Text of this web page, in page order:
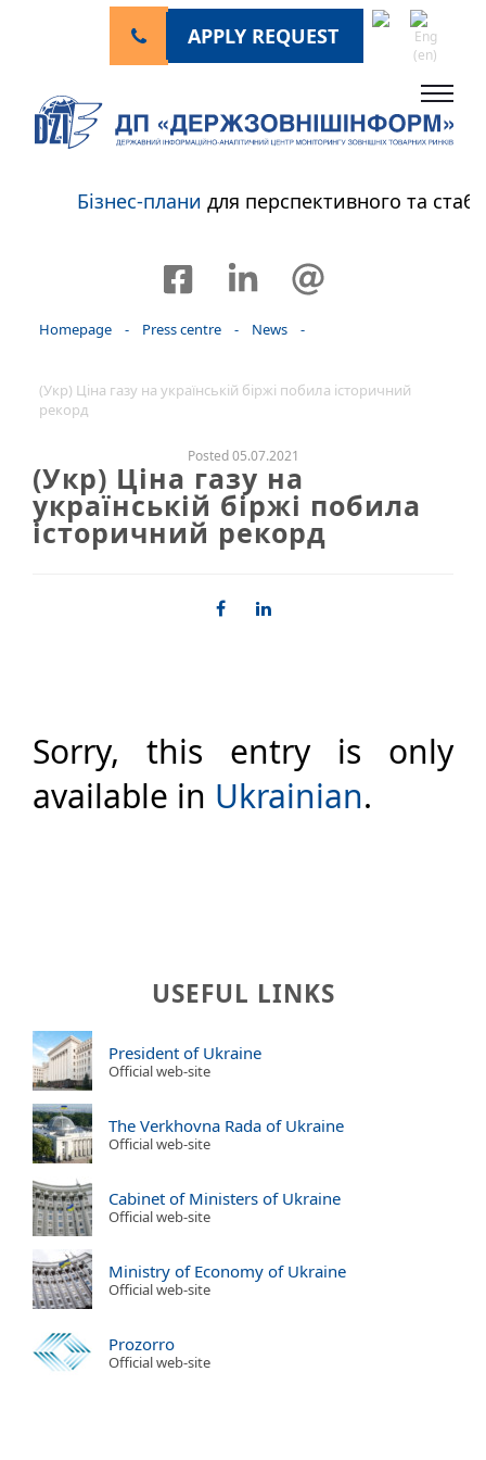
APPLY REQUEST
Бізнес-планидля перспективного та
Homepage - Press centre - News -
(Укр) Ціна газу на українській біржі побила історичний
рекорд
Posted 05.07.2021
(Укр) Ціна газу на
українській біржі побила
історичний рекорд
Sorry, this entry is only
available in Ukrainian.
USEFUL LINKS
President of Ukraine
Official web-site
The Verkhovna Rada of Ukraine
Official web-site
Cabinet of Ministers of Ukraine
Official web-site
Ministry of Economy of Ukraine
Official web-site
Prozorro
Official web-site